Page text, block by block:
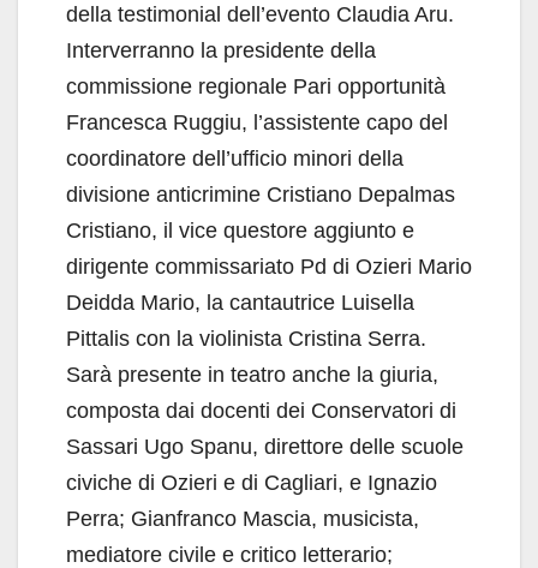
della testimonial dell’evento Claudia Aru.
Interverranno la presidente della
commissione regionale Pari opportunità
Francesca Ruggiu, l’assistente capo del
coordinatore dell’ufficio minori della
divisione anticrimine Cristiano Depalmas
Cristiano, il vice questore aggiunto e
dirigente commissariato Pd di Ozieri Mario
Deidda Mario, la cantautrice Luisella
Pittalis con la violinista Cristina Serra.
Sarà presente in teatro anche la giuria,
composta dai docenti dei Conservatori di
Sassari Ugo Spanu, direttore delle scuole
civiche di Ozieri e di Cagliari, e Ignazio
Perra; Gianfranco Mascia, musicista,
mediatore civile e critico letterario;